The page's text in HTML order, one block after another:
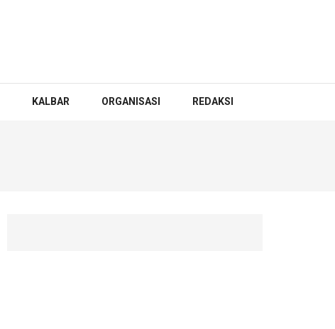
KALBAR ORGANISASI REDAKSI